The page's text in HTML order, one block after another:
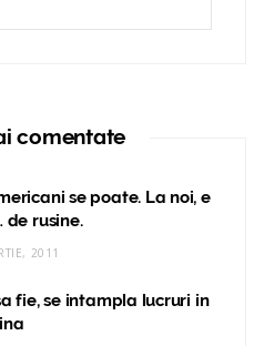
comentate
se poate. La noi, e
de rusine.
2011
fie, se intampla lucruri in